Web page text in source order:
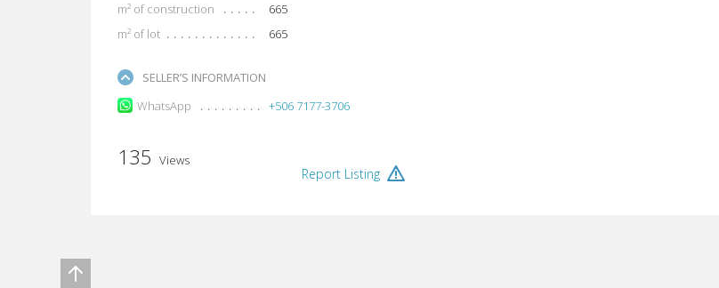
m² of construction
665
m² of lot
665
SELLER’S INFORMATION
WhatsApp
+506 7177-3706
Report Listing
135 Views